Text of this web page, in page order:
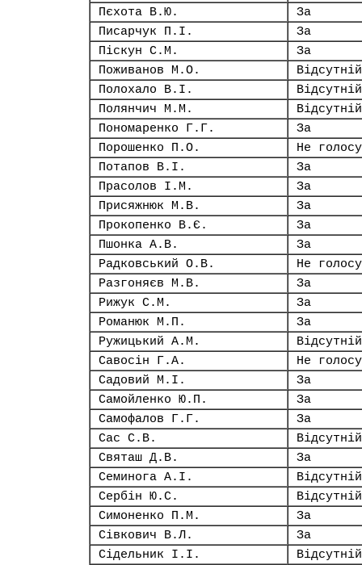
Пєхота В.Ю.
За
Писарчук П.І.
За
Піскун С.М.
За
Поживанов М.О.
Відсутній
Полохало В.І.
Відсутній
Полянчич М.М.
Відсутній
Пономаренко Г.Г.
За
Порошенко П.О.
Не
Потапов В.І.
За
Прасолов І.М.
За
Присяжнюк М.В.
За
Прокопенко В.Є.
За
Пшонка А.В.
За
Радковський О.В.
Не
Разгоняєв М.В.
За
Рижук С.М.
За
Романюк М.П.
За
Ружицький А.М.
Відсутній
Савосін Г.А.
Не
Садовий М.І.
За
Самойленко Ю.П.
За
Самофалов Г.Г.
За
Сас С.В.
Відсутній
Святаш Д.В.
За
Семинога А.І.
Відсутній
Сербін Ю.С.
Відсутній
Симоненко П.М.
За
Сівкович В.Л.
За
Сідельник І.І.
Відсутній